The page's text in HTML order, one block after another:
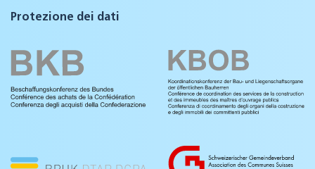
Protezione dei dati